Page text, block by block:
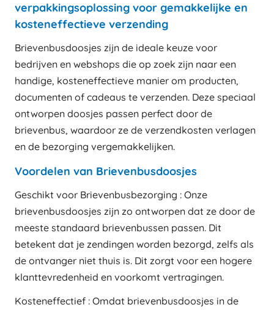
verpakkingsoplossing voor gemakkelijke en
kosteneffectieve verzending
Brievenbusdoosjes zijn de ideale keuze voor
bedrijven en webshops die op zoek zijn naar een
handige, kosteneffectieve manier om producten,
documenten of cadeaus te verzenden. Deze speciaal
ontworpen doosjes passen perfect door de
brievenbus, waardoor ze de verzendkosten verlagen
en de bezorging vergemakkelijken.
Voordelen van Brievenbusdoosjes
Geschikt voor Brievenbusbezorging : Onze
brievenbusdoosjes zijn zo ontworpen dat ze door de
meeste standaard brievenbussen passen. Dit
betekent dat je zendingen worden bezorgd, zelfs als
de ontvanger niet thuis is. Dit zorgt voor een hogere
klanttevredenheid en voorkomt vertragingen.
Kosteneffectief : Omdat brievenbusdoosjes in de